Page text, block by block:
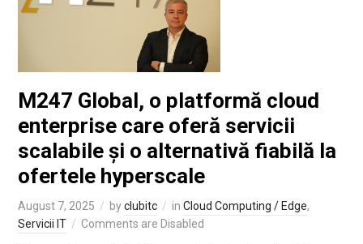
M247 Global, o platformă cloud
enterprise care oferă servicii
scalabile și o alternativă fiabilă la
ofertele hyperscale
August 7, 2025 byclubitc in Cloud Computing / Edge,
Servicii IT
Comments are Disabled